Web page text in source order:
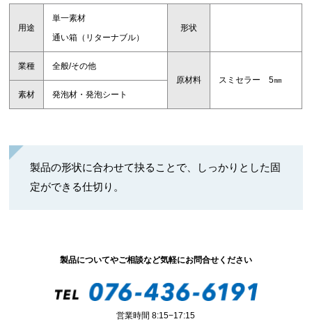
用途
単一素材
通い箱（リターナブル）
形状
業種
全般/その他
原材料
スミセラー 5㎜
素材
発泡材・発泡シート
製品の形状に合わせて抉ることで、しっかりとした固
定ができる仕切り。
製品についてやご相談など気軽にお問合せください
営業時間 8:15−17:15